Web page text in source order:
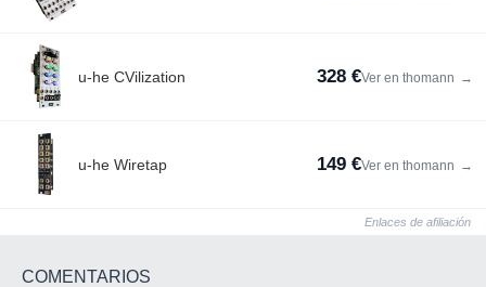
u-he CVilization 328 €Ver en thomann →
u-he Wiretap 149 €Ver en thomann →
Enlaces de afiliación
COMENTARIOS